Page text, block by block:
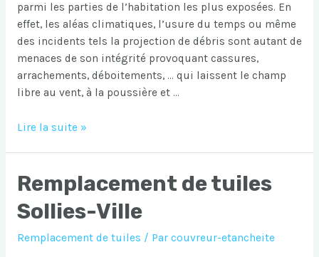
parmi les parties de l’habitation les plus exposées. En
effet, les aléas climatiques, l’usure du temps ou même
des incidents tels la projection de débris sont autant de
menaces de son intégrité provoquant cassures,
arrachements, déboitements, … qui laissent le champ
libre au vent, à la poussière et …
Remplacement
Sollies-
Toucas
Lire la suite »
Remplacement de tuiles
Sollies-Ville
Remplacement de tuiles / Par couvreur-etancheite